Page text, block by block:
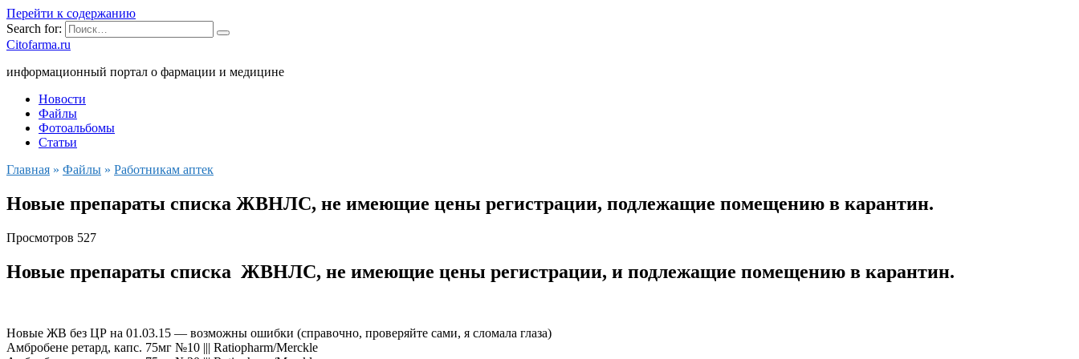
Перейти к содержанию
Search for:
Citofarma.ru
информационный портал о фармации и медицине
Новости
Файлы
Фотоальбомы
Статьи
Главная » Файлы » Работникам аптек
Новые препараты списка ЖВНЛС, не имеющие цены регистрации, подлежащие помещению в карантин.
Просмотров 527
Новые препараты списка ЖВНЛС, не имеющие цены регистрации, и подлежащие помещению в карантин.
Новые ЖВ без ЦР на 01.03.15 — возможны ошибки (справочно, проверяйте сами, я сломала глаза)
Амбробене ретард, капс. 75мг №10 ||| Ratiopharm/Merckle